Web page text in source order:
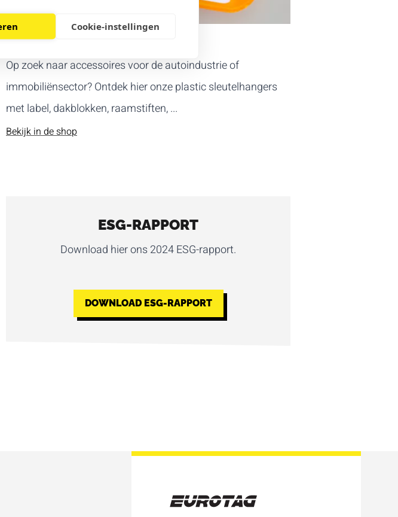
Cookie-instellingen
ACCESSOIRES
Op zoek naar accessoires voor de autoindustrie of
immobiliënsector? Ontdek hier onze plastic sleutelhangers
met label, dakblokken, raamstiften, ...
Bekijk in de shop
ESG-RAPPORT
Download hier ons 2024 ESG-rapport.
DOWNLOAD ESG-RAPPORT